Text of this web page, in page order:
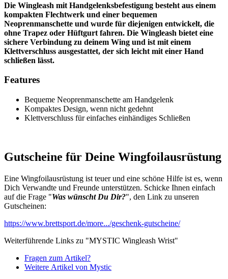
Die Wingleash mit Handgelenksbefestigung besteht aus einem
kompakten Flechtwerk und einer bequemen
Neoprenmanschette und wurde für diejenigen entwickelt, die
ohne Trapez oder Hüftgurt fahren. Die Wingleash bietet eine
sichere Verbindung zu deinem Wing und ist mit einem
Klettverschluss ausgestattet, der sich leicht mit einer Hand
schließen lässt.
Features
Bequeme Neoprenmanschette am Handgelenk
Kompaktes Design, wenn nicht gedehnt
Klettverschluss für einfaches einhändiges Schließen
Gutscheine für Deine Wingfoilausrüstung
Eine Wingfoilausrüstung ist teuer und eine schöne Hilfe ist es, wenn
Dich Verwandte und Freunde unterstützen. Schicke Ihnen einfach
auf die Frage "Was wünscht Du Dir?", den Link zu unseren
Gutscheinen:
https://www.brettsport.de/more.../geschenk-gutscheine/
Weiterführende Links zu "MYSTIC Wingleash Wrist"
Fragen zum Artikel?
Weitere Artikel von Mystic